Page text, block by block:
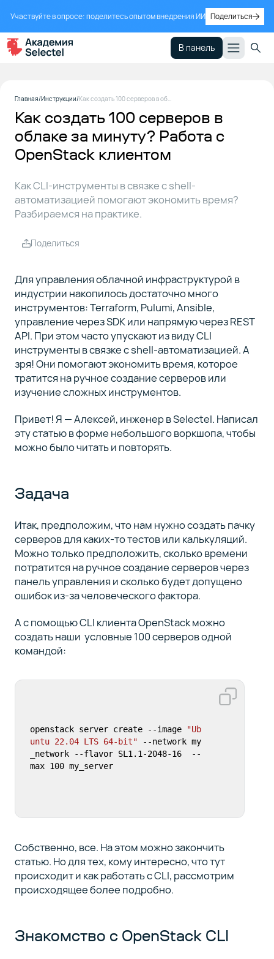
Участвуйте в опросе: поделитесь опытом внедрения ИИ Поделиться
В панель
1
2
Знакомство
с
3 Практика
сетевыми
объектами
5
Работа с
сетевыми
дисками
6
Итоги и
шпаргалка
Главная Инструкции Как создать 100 серверов в облаке за минуту? Работа с OpenStack клиентом
Как создать 100 серверов в
облаке за минуту? Работа с
OpenStack клиентом
Как CLI-инструменты в связке с shell-
автоматизацией помогают экономить время?
Разбираемся на практике.
Поделиться
Для управления облачной инфраструктурой в
индустрии накопилось достаточно много
инструментов: Terraform, Pulumi, Ansible,
управление через SDK или напрямую через REST
API. При этом часто упускают из виду CLI
инструменты в связке с shell-автоматизацией. А
зря! Они помогают экономить время, которое
тратится на ручное создание серверов или
изучение сложных инструментов.
Привет! Я — Алексей, инженер в Selectel. Написал
эту статью в форме небольшого воркшопа, чтобы
можно было читать и повторять.
Задача
Итак, предположим, что нам нужно создать пачку
серверов для каких-то тестов или калькуляций.
Можно только предположить, сколько времени
потратится на ручное создание серверов через
панель управления и сколько будет допущено
ошибок из-за человеческого фактора.
А с помощью CLI клиента OpenStack можно
создать наши условные 100 серверов одной
командой:
openstack server create --image
"Ub
untu 22.04 LTS 64-bit" --network my
_network --flavor SL1.1-2048-16  --
max 100 my_server
Собственно, все. На этом можно закончить
статью. Но для тех, кому интересно, что тут
происходит и как работать с CLI, рассмотрим
происходящее более подробно.
Знакомство с OpenStack CLI